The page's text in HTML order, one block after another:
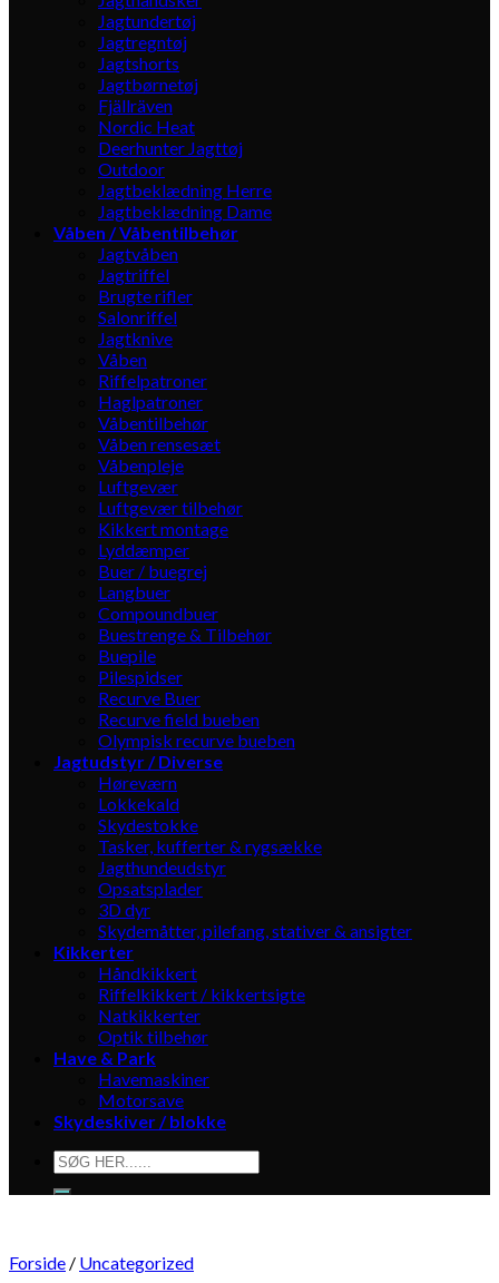
Jagtundertøj
Jagtregntøj
Jagtshorts
Jagtbørnetøj
Fjällräven
Nordic Heat
Deerhunter Jagttøj
Outdoor
Jagtbeklædning Herre
Jagtbeklædning Dame
Våben / Våbentilbehør
Jagtvåben
Jagtriffel
Brugte rifler
Salonriffel
Jagtknive
Våben
Riffelpatroner
Haglpatroner
Våbentilbehør
Våben rensesæt
Våbenpleje
Luftgevær
Luftgevær tilbehør
Kikkert montage
Lyddæmper
Buer / buegrej
Langbuer
Compoundbuer
Buestrenge & Tilbehør
Buepile
Pilespidser
Recurve Buer
Recurve field bueben
Olympisk recurve bueben
Jagtudstyr / Diverse
Høreværn
Lokkekald
Skydestokke
Tasker, kufferter & rygsække
Jagthundeudstyr
Opsatsplader
3D dyr
Skydemåtter, pilefang, stativer & ansigter
Kikkerter
Håndkikkert
Riffelkikkert / kikkertsigte
Natkikkerter
Optik tilbehør
Have & Park
Havemaskiner
Motorsave
Skydeskiver / blokke
Søg
efter:
Forside / Uncategorized